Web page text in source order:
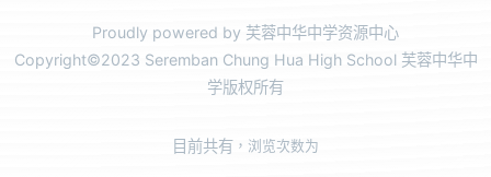
Proudly powered by 芙蓉中华中学资源中心
Copyright©2023 Seremban Chung Hua High School 芙蓉中华中
学版权所有
目前共有 ，浏览次数为